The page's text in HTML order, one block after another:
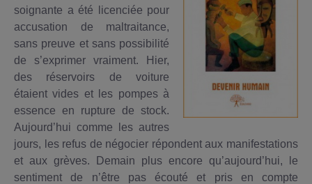
soignante a été licenciée pour
accusation de maltraitance,
sans preuve et sans possibilité
de s’exprimer vraiment. Hier,
des réservoirs de voiture
étaient vides et les pompes à
essence en rupture de stock.
Aujourd’hui comme les autres
jours, les refus de négocier répondent aux manifestations
et aux grèves. Demain plus encore qu’aujourd’hui, le
sentiment de n’être pas écouté et pris en compte